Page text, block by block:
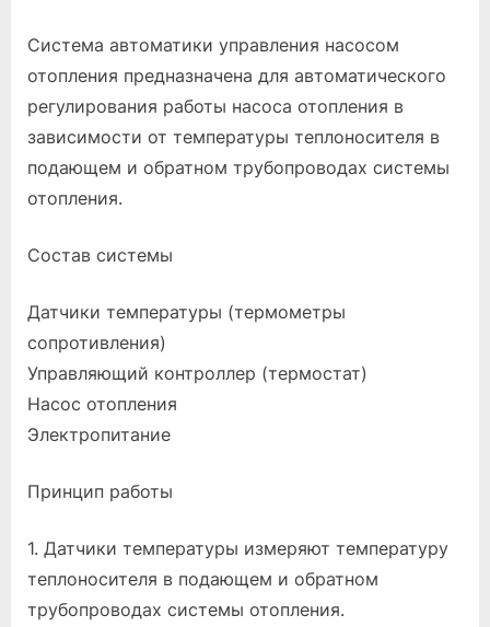
Система автоматики управления насосом
отопления предназначена для автоматического
регулирования работы насоса отопления в
зависимости от температуры теплоносителя в
подающем и обратном трубопроводах системы
отопления.
Состав системы
Датчики температуры (термометры
сопротивления)
Управляющий контроллер (термостат)
Насос отопления
Электропитание
Принцип работы
1. Датчики температуры измеряют температуру
теплоносителя в подающем и обратном
трубопроводах системы отопления.